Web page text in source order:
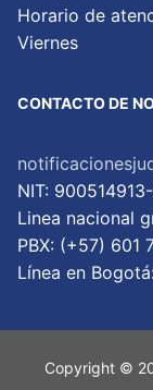
Horario de
Viernes
CONTACTO DE
NIT:
Linea nacional
PBX: (+57) 601
Lí­nea en
Copyright ©